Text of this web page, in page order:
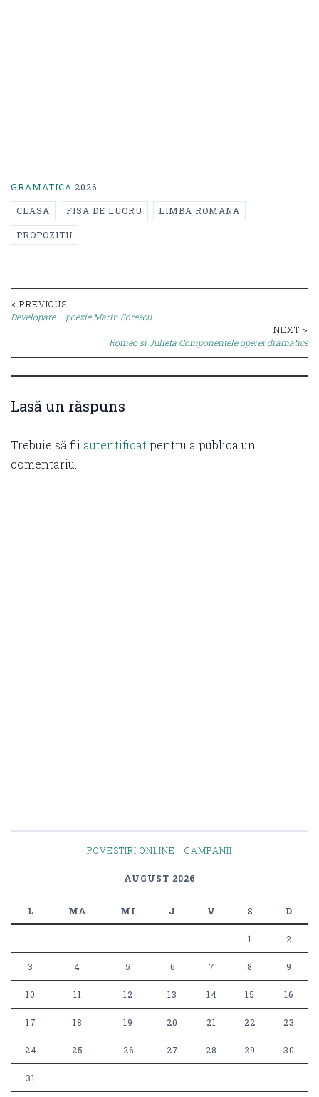
GRAMATICA 2026
CLASA FISA DE LUCRU LIMBA ROMANA
PROPOZITII
Post
navigation
< PREVIOUS
Developare – poezie Marin Sorescu
NEXT >
Romeo si Julieta Componentele operei dramatice
Lasă un răspuns
Trebuie să fii autentificatpentru a publica un
comentariu.
POVESTIRI ONLINE | CAMPANII
AUGUST 2026
L MA MI J V S D
1 2
3 4 5 6 7 8 9
10 11 12 13 14 15 16
17 18 19 20 21 22 23
24 25 26 27 28 29 30
31